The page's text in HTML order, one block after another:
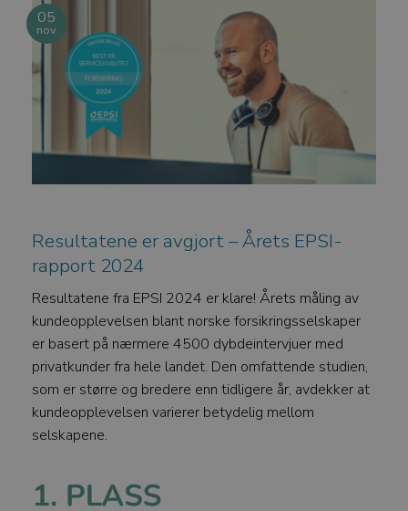
05
nov
Resultatene er avgjort – Årets EPSI-
rapport 2024
Resultatene fra EPSI 2024 er klare! Årets måling av
kundeopplevelsen blant norske forsikringsselskaper
er basert på nærmere 4500 dybdeintervjuer med
privatkunder fra hele landet. Den omfattende studien,
som er større og bredere enn tidligere år, avdekker at
kundeopplevelsen varierer betydelig mellom
selskapene.